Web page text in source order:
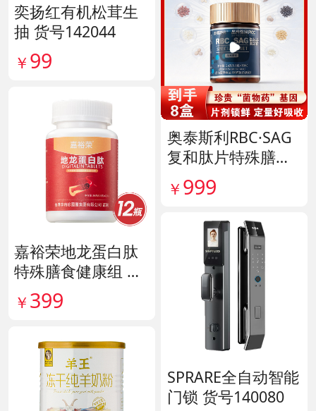
奕扬红有机松茸生
抽 货号142044
￥ 99
嘉裕荣地龙蛋白肽
特殊膳食健康组 货
号141244
￥ 399
奥泰斯利RBC·SAG
复和肽片特殊膳食
滋补组 货号14190
￥ 999
SPRARE全自动智能
门锁 货号140080